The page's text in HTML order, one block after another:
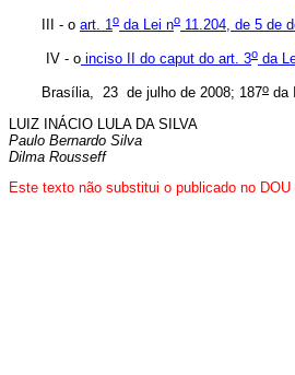
III - o art. 1 o da Lei no 11.204, de 5 de
IV - o inciso II do caput do art. 3o da
Brasília, 23 de julho de 2008; 187o da
LUIZ INÁCIO LULA DA SILVA
Paulo Bernardo Silva
Dilma Rousseff
Este texto não substitui o publicado no DOU